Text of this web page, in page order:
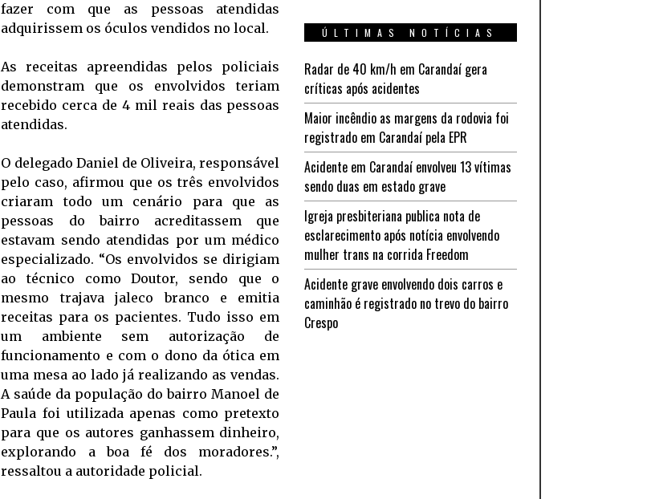
fazer com que as pessoas atendidas
adquirissem os óculos vendidos no local.
As receitas apreendidas pelos policiais
demonstram que os envolvidos teriam
recebido cerca de 4 mil reais das pessoas
atendidas.
O delegado Daniel de Oliveira, responsável
pelo caso, afirmou que os três envolvidos
criaram todo um cenário para que as
pessoas do bairro acreditassem que
estavam sendo atendidas por um médico
especializado. “Os envolvidos se dirigiam
ao técnico como Doutor, sendo que o
mesmo trajava jaleco branco e emitia
receitas para os pacientes. Tudo isso em
um ambiente sem autorização de
funcionamento e com o dono da ótica em
uma mesa ao lado já realizando as vendas.
A saúde da população do bairro Manoel de
Paula foi utilizada apenas como pretexto
para que os autores ganhassem dinheiro,
explorando a boa fé dos moradores.”,
ressaltou a autoridade policial.
ÚLTIMAS NOTÍCIAS
Radar de 40 km/h em Carandaí gera
críticas após acidentes
Maior incêndio as margens da rodovia foi
registrado em Carandaí pela EPR
Acidente em Carandaí envolveu 13 vítimas
sendo duas em estado grave
Igreja presbiteriana publica nota de
esclarecimento após notícia envolvendo
mulher trans na corrida Freedom
Acidente grave envolvendo dois carros e
caminhão é registrado no trevo do bairro
Crespo